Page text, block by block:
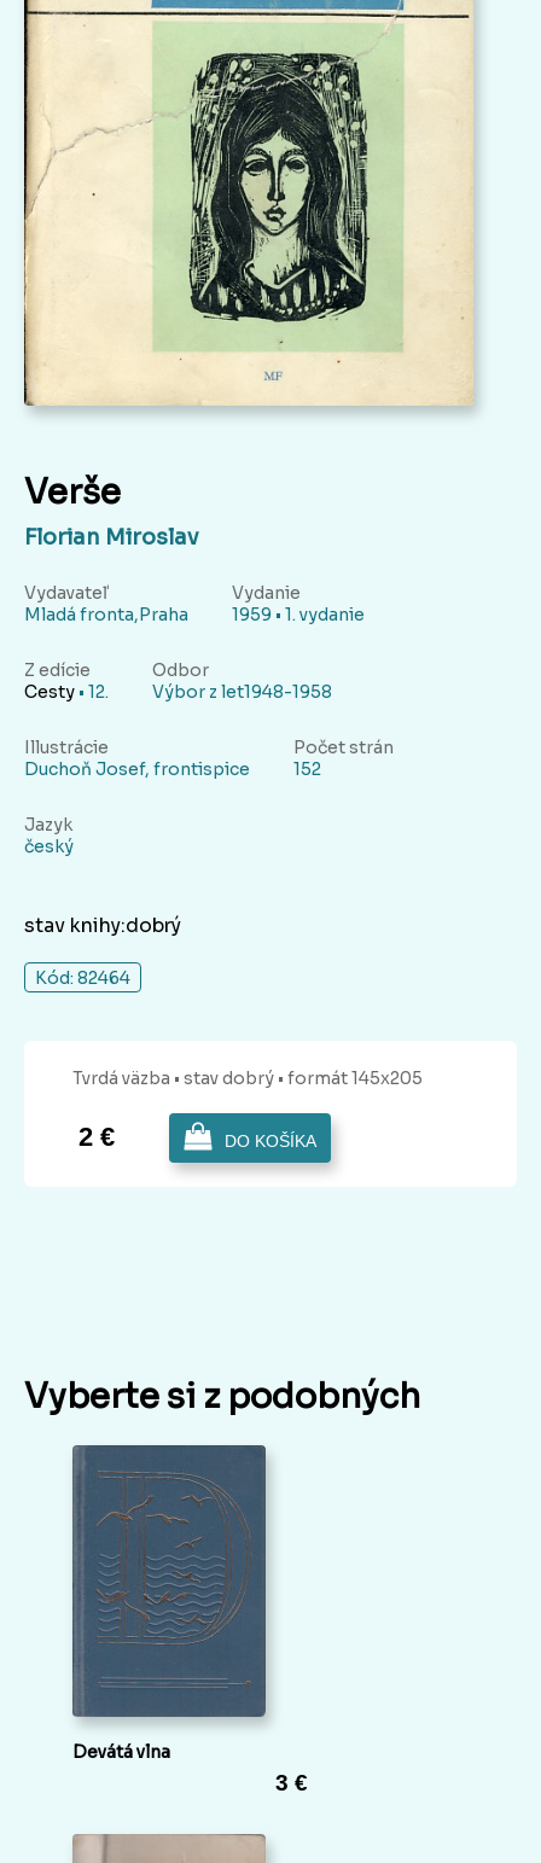
Verše
Florian Miroslav
Vydavateľ
Mladá fronta,Praha
Vydanie
1959 • 1. vydanie
Z edície
Cesty • 12.
Odbor
Výbor z let1948-1958
Illustrácie
Duchoň Josef, frontispice
Počet strán
152
Jazyk
český
stav knihy:dobrý
Kód: 82464
Tvrdá väzba • stav dobrý • formát 145x205
2 € DO KOŠÍKA
Vyberte si z podobných
Devátá vlna
3 €